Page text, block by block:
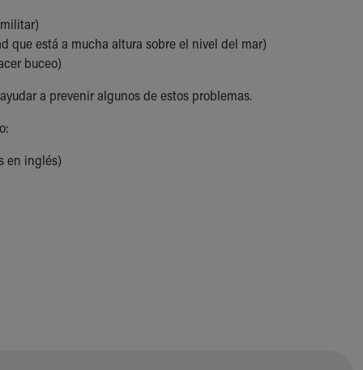
que está a mucha altura sobre el nivel del mar)
buceo)
a prevenir algunos de estos problemas.
en inglés)